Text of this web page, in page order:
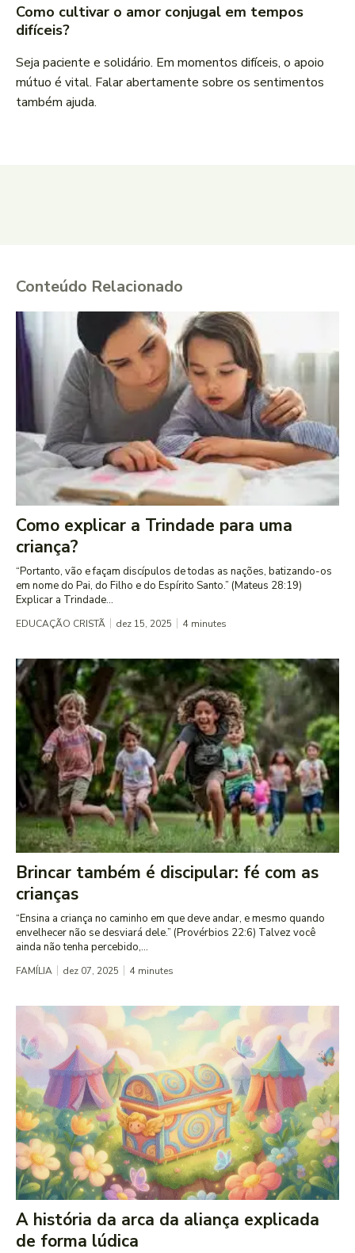
Como cultivar o amor conjugal em tempos
difíceis?
Seja paciente e solidário. Em momentos difíceis, o apoio
mútuo é vital. Falar abertamente sobre os sentimentos
também ajuda.
Conteúdo Relacionado
Como explicar a Trindade para uma
criança?
“Portanto, vão e façam discípulos de todas as nações, batizando-os
em nome do Pai, do Filho e do Espírito Santo.” (Mateus 28:19)
Explicar a Trindade...
EDUCAÇÃO CRISTÃ dez 15, 2025 4 minutes
Brincar também é discipular: fé com as
crianças
“Ensina a criança no caminho em que deve andar, e mesmo quando
envelhecer não se desviará dele.” (Provérbios 22:6) Talvez você
ainda não tenha percebido,...
FAMÍLIA dez 07, 2025 4 minutes
A história da arca da aliança explicada
de forma lúdica